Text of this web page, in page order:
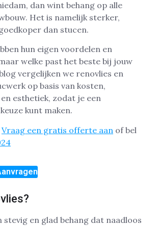
dan wint behang op alle
Het is namelijk sterker,
dan stucen.
hun eigen voordelen en
welke past het beste bij jouw
vergelijken we renovlies en
op basis van kosten,
esthetiek, zodat je een
kunt maken.
Vraag een gratis offerte aan of bel
stevig en glad behang dat naadloos